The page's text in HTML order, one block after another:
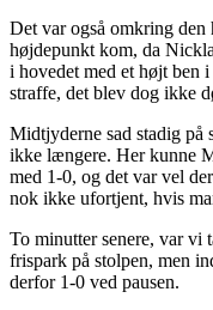
Det var også omkring den
højdepunkt kom, da
i hovedet med et højt ben
straffe, det blev dog ikke
Midtjyderne sad stadig på
ikke længere. Her kunne
med 1-0, og det var vel
nok ikke ufortjent, hvis
To minutter senere, var vi
frispark på stolpen, men
derfor 1-0 ved pausen.